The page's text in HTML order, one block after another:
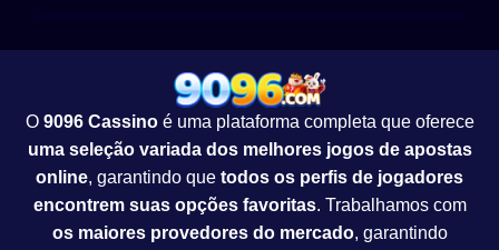
O 9096 Cassinoé uma plataforma completa que oferece
uma seleção variada dos melhores jogos de apostas
online, garantindo que todos os perfis de jogadores
encontrem suas opções favoritas. Trabalhamos com
os maiores provedores do mercado, garantindo